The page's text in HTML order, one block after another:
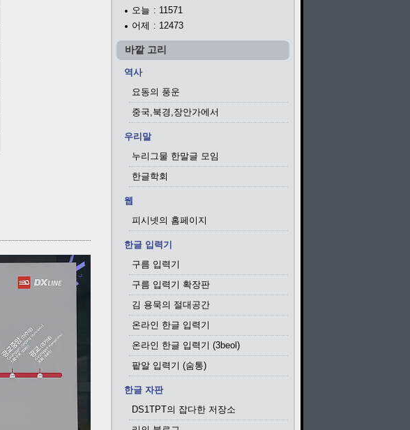
오늘 : 11571
어제 : 12473
바깥 고리
역사
요동의 풍운
중국,북경,장안가에서
우리말
누리그물 한말글 모임
한글학회
웹
피시넷의 홈페이지
한글 입력기
구름 입력기
구름 입력기 확장판
김 용묵의 절대공간
온라인 한글 입력기
온라인 한글 입력기 (3beol)
팥알 입력기 (숨통)
한글 자판
DS1TPT의 잡다한 저장소